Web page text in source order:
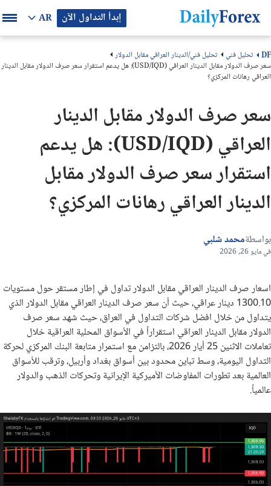
إبدأ التداول الآن AR
DF تحليل فني
تحليل فني/الدينار العراقي مقابل الدولار
سعر صرف الدولار مقابل الدينار العراقي (USD/IQD): هل يدعم استقرار سعر صرف الدولار مقابل الدينار
العراقي رهانات المركزي؟
سعر صرف الدولار مقابل الدينار
العراقي (USD/IQD): هل يدعم
استقرار سعر صرف الدولار مقابل
الدينار العراقي رهانات المركزي؟
بواسطةمحمد شلبي
في مايو 26, 2026
اسعار صرف الدينار العراقي مقابل الدولار تداول في إطار مستقر حول مستويات
1300.10 دينار عراقي، حيث أن سعر صرف الدينار العراقي مقابل الدولار الذي
يتداول من خلال افضل شركات التداول في العراق، حيث شهد سعر صرف
الدولار مقابل الدينار العراقي استقراراً في الأسواق المحلية العراقية خلال
تعاملات الاثنين 25 أيار 2026، بالتزامن مع استمرار متابعة البنك المركزي لحركة
التداول اليومية، وسط تباين محدود بين أسواق بغداد وأربيل، وترقب للأسواق
العالمية بعد تطورات المفاوضات الأميركية الإيرانية وتحركات الذهب والدولار
عالمياً.